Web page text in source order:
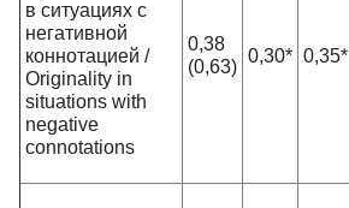
в ситуациях с
негативной
коннотацией /
Originality in
situations with
negative
connotations
0,38
(0,63)
0,30* 0,35*